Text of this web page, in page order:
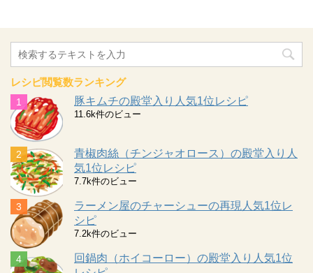
レシピ閲覧数ランキング
豚キムチの殿堂入り人気1位レシピ
11.6k件のビュー
青椒肉絲（チンジャオロース）の殿堂入り人
気1位レシピ
7.7k件のビュー
ラーメン屋のチャーシューの再現人気1位レ
シピ
7.2k件のビュー
回鍋肉（ホイコーロー）の殿堂入り人気1位